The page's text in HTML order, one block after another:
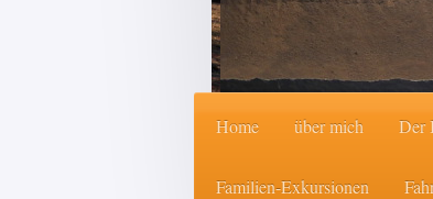
Home über mich Der
Familien-Exkursionen